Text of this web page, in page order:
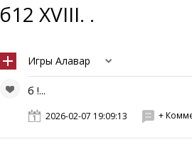
б12 XVIII. .
Игры Алавар
б !...
2026-02-07 19:09:13 +